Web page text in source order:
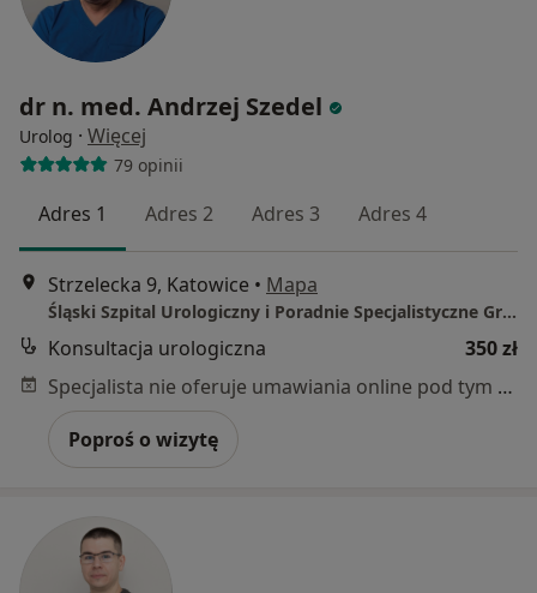
dr n. med. Andrzej Szedel
Urolog · Więcej
79 opinii
Adres 1 Adres 2 Adres 3 Adres 4
Strzelecka 9, Katowice • Mapa
Śląski Szpital Urologiczny i Poradnie Specjalistyczne Grupa Mazovia
Konsultacja urologiczna
350 zł
Specjalista nie oferuje umawiania online pod tym adresem.
Poproś o wizytę